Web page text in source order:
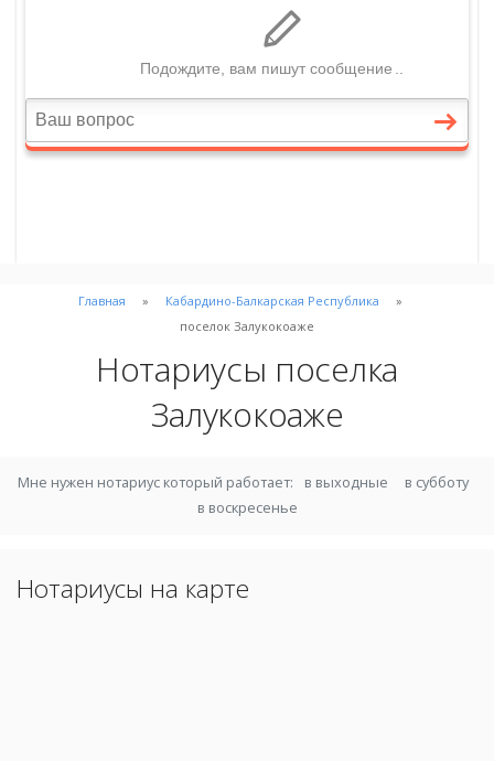
Главная
Кабардино-Балкарская Республика
поселок Залукокоаже
Нотариусы поселка
Залукокоаже
Мне нужен нотариус который работает: в выходные
в субботу
в воскресенье
Нотариусы на карте